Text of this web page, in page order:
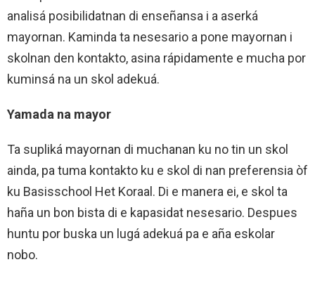
analisá posibilidatnan di enseñansa i a aserká
mayornan. Kaminda ta nesesario a pone mayornan i
skolnan den kontakto, asina rápidamente e mucha por
kuminsá na un skol adekuá.
Yamada na mayor
Ta supliká mayornan di muchanan ku no tin un skol
ainda, pa tuma kontakto ku e skol di nan preferensia òf
ku Basisschool Het Koraal. Di e manera ei, e skol ta
haña un bon bista di e kapasidat nesesario. Despues
huntu por buska un lugá adekuá pa e aña eskolar
nobo.